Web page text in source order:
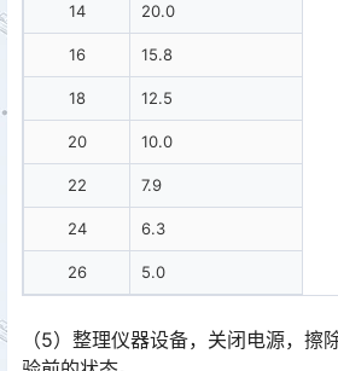
14 20.0
16 15.8
18 12.5
20 10.0
22 7.9
24 6.3
26 5.0
（5）整理仪器设备，关闭电源，擦